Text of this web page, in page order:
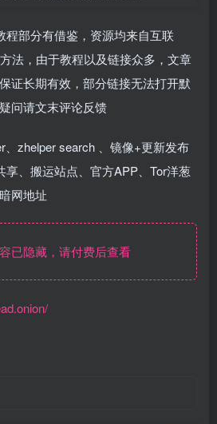
程部分有借鉴，资源均来自互联
法，由于教程以及链接众多，文章
证长期有效，部分链接无法打开默
问请文末评论反馈
、zhelper search 、镜像+更新发布
享、搬运站点、官方APP、Tor洋葱
网地址
已隐藏，请付费后查看